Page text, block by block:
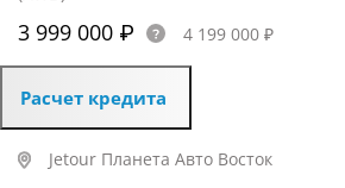
3 999 000 ₽ 4 199 000 ₽
Расчет кредита
Jetour Планета Авто Восток